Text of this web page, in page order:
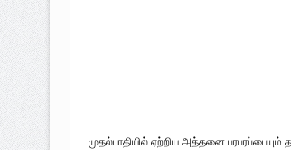
முதல்பாதியில் ஏற்றிய அத்தனை